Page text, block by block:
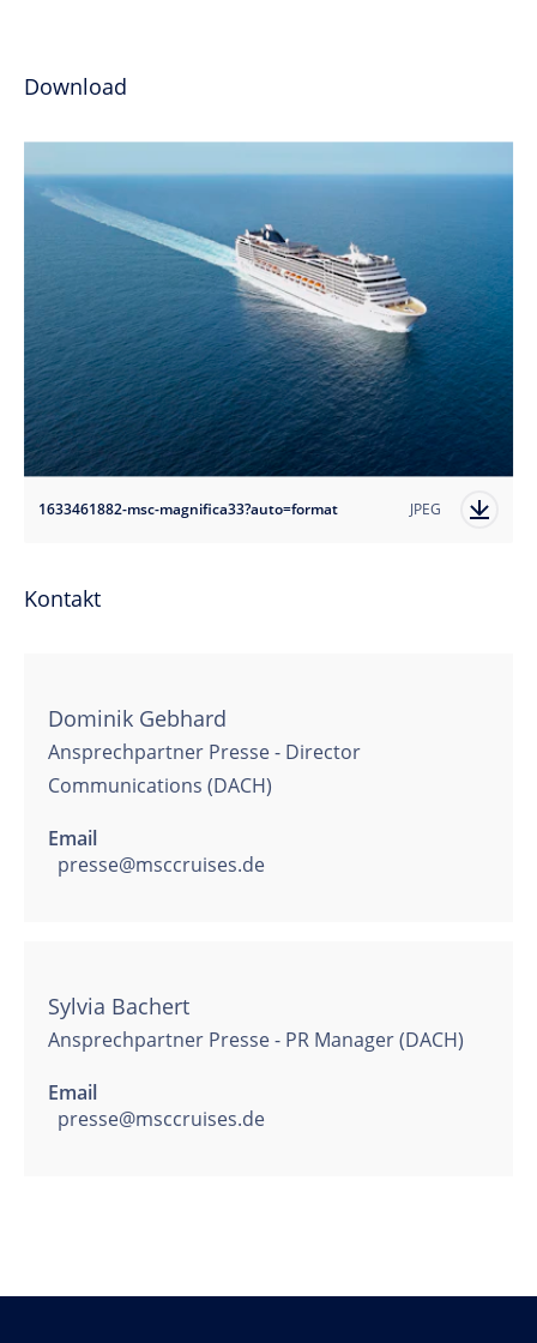
Download
1633461882-msc-magnifica33?auto=format JPEG
Kontakt
Dominik Gebhard
Ansprechpartner Presse - Director
Communications (DACH)
Email
presse@msccruises.de
Sylvia Bachert
Ansprechpartner Presse - PR Manager (DACH)
Email
presse@msccruises.de